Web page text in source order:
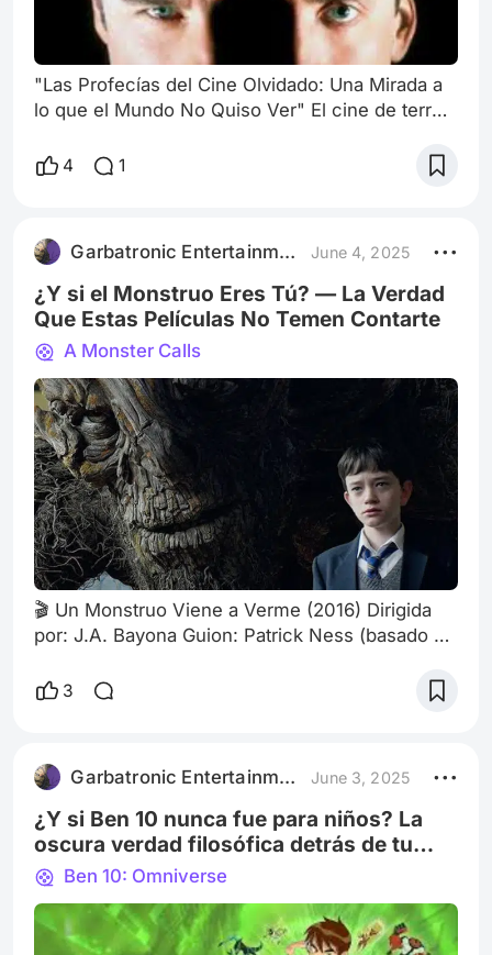
"Las Profecías del Cine Olvidado: Una Mirada a
lo que el Mundo No Quiso Ver" El cine de terror
espejo oscuro de la conciencia colectiva: un
la forma de metáforas tecnológicas, mutaciones
sociales o invasiones inminentes. Pero mientras
los reflectores iluminan obra
4 1
Garbatronic Entertainment Film June 4, 2025
¿Y si el Monstruo Eres Tú? — La Verdad
Que Estas Películas No Temen Contarte
A Monster Calls
🎬 Un Monstruo Viene a Verme (2016) Dirigida
por: J.A. Bayona Guion: Patrick Ness (basado en
Y PSICOLÓGICA: MI AMIGO EL MONSTRUO I.
son antagonistas: son metáforas vivientes del
dolor, del trauma, del duelo y del miedo. El
monstruo, como entidad externa, representa lo
que
3
Garbatronic Entertainment Film June 3, 2025
¿Y si Ben 10 nunca fue para niños? La
oscura verdad filosófica detrás de tu
infancia
Ben 10: Omniverse